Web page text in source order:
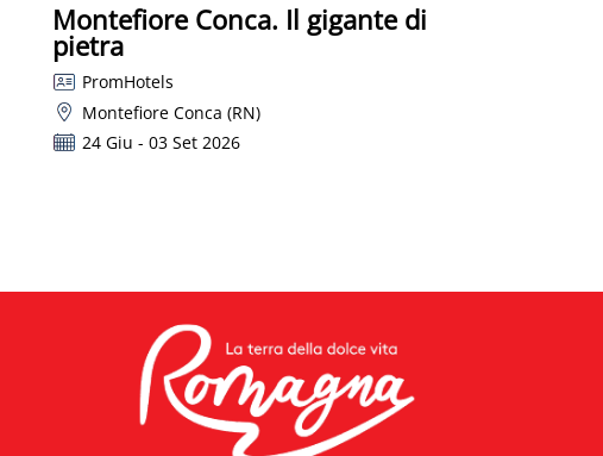
Montefiore Conca. Il gigante di
pietra
PromHotels
Montefiore Conca (RN)
24 Giu - 03 Set 2026